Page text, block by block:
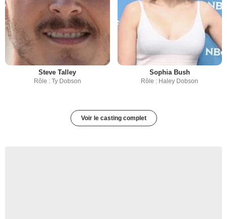
Steve Talley
Rôle : Ty Dobson
Sophia Bush
Rôle : Haley Dobson
Voir le casting complet